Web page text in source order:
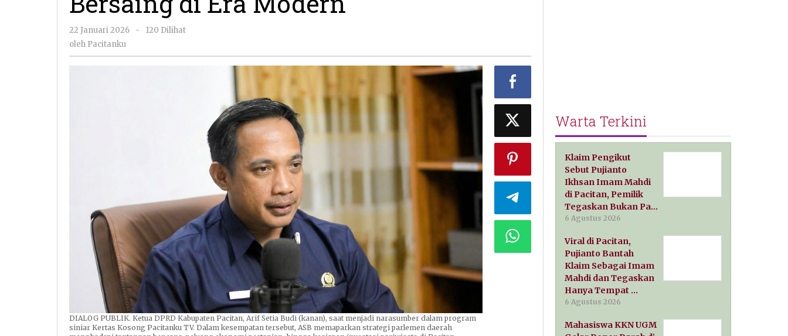
Bersaing
22 Januari 2026
oleh
-
120 Dilihat
oleh Pacitanku
DIALOG PUBLIK. Ketua DPRD Kabupaten Pacitan, Arif Setia Budi (kanan), saat menjadi narasumber dalam program
siniar Kertas Kosong Pacitanku TV. Dalam kesempatan tersebut, ASB memaparkan strategi parlemen daerah
Warta Terkini
Klaim Pengikut
Sebut Pujianto
Ikhsan Imam Mahdi
di Pacitan, Pemilik
Tegaskan Bukan Pa…
6 Agustus 2026
Viral di Pacitan,
Pujianto Bantah
Klaim Sebagai Imam
Mahdi dan Tegaskan
Hanya Tempat …
6 Agustus 2026
Mahasiswa KKN UGM